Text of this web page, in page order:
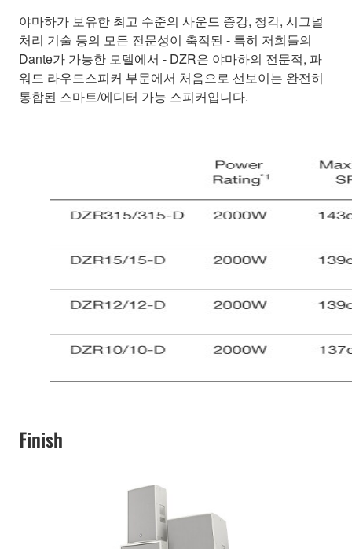
야마하가 보유한 최고 수준의 사운드 증강, 청각, 시그널
처리 기술 등의 모든 전문성이 축적된 - 특히 저희들의
Dante가 가능한 모델에서 - DZR은 야마하의 전문적, 파
워드 라우드스피커 부문에서 처음으로 선보이는 완전히
통합된 스마트/에디터 가능 스피커입니다.
Finish